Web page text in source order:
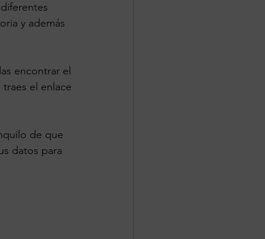
y además
encontrar el
el enlace
de que
datos para